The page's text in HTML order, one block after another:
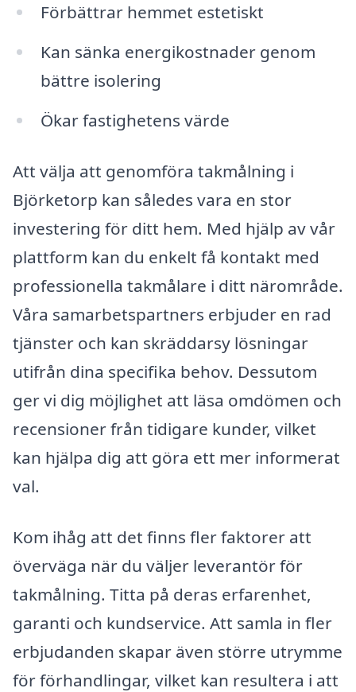
Förbättrar hemmet estetiskt
Kan sänka energikostnader genom
bättre isolering
Ökar fastighetens värde
Att välja att genomföra takmålning i
Björketorp kan således vara en stor
investering för ditt hem. Med hjälp av vår
plattform kan du enkelt få kontakt med
professionella takmålare i ditt närområde.
Våra samarbetspartners erbjuder en rad
tjänster och kan skräddarsy lösningar
utifrån dina specifika behov. Dessutom
ger vi dig möjlighet att läsa omdömen och
recensioner från tidigare kunder, vilket
kan hjälpa dig att göra ett mer informerat
val.
Kom ihåg att det finns fler faktorer att
överväga när du väljer leverantör för
takmålning. Titta på deras erfarenhet,
garanti och kundservice. Att samla in fler
erbjudanden skapar även större utrymme
för förhandlingar, vilket kan resultera i att